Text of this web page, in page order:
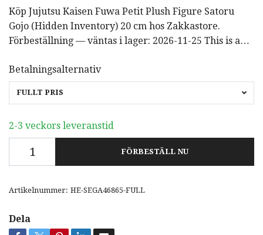
Köp Jujutsu Kaisen Fuwa Petit Plush Figure Satoru
Gojo (Hidden Inventory) 20 cm hos Zakkastore.
Förbeställning — väntas i lager: 2026-11-25 This is a…
Betalningsalternativ
FULLT PRIS
2-3 veckors leveranstid
FÖRBESTÄLL NU
Artikelnummer: HE-SEGA46865-FULL
Dela